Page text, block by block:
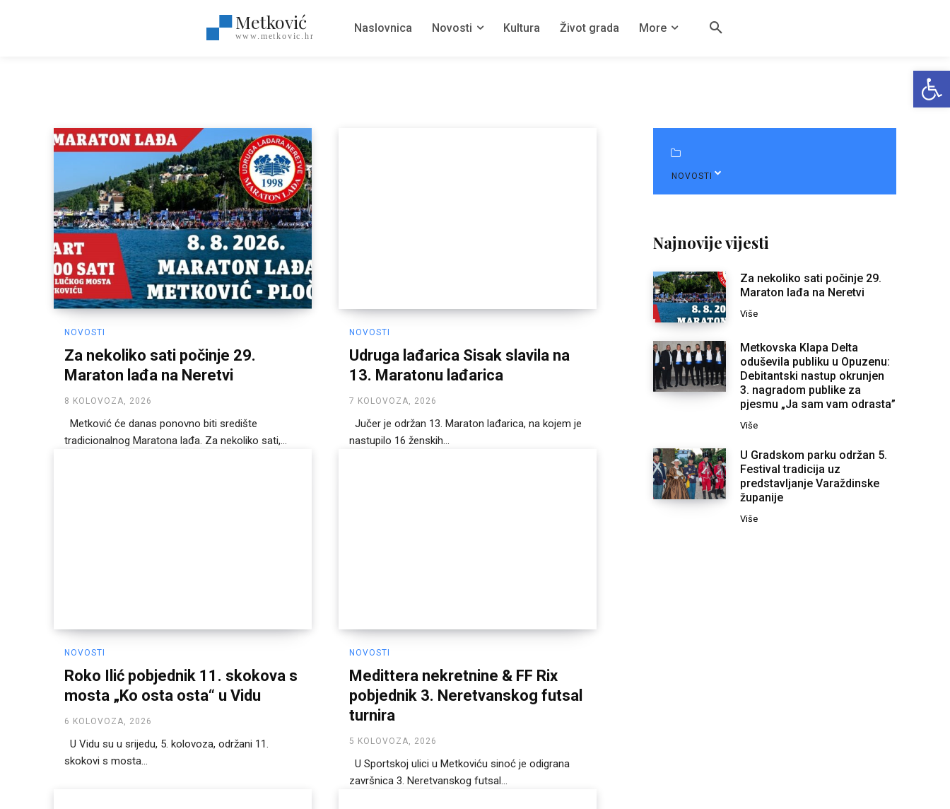
Metković
www.metkovic.hr
Naslovnica Novosti Kultura Život grada More
NOVOSTI
Za nekoliko sati počinje 29.
Maraton lađa na Neretvi
8 KOLOVOZA, 2026
Metković će danas ponovno biti središte
tradicionalnog Maratona lađa. Za nekoliko sati,...
NOVOSTI
Udruga lađarica Sisak slavila na
13. Maratonu lađarica
7 KOLOVOZA, 2026
Jučer je održan 13. Maraton lađarica, na kojem je
nastupilo 16 ženskih...
NOVOSTI
Roko Ilić pobjednik 11. skokova s
mosta „Ko osta osta“ u Vidu
6 KOLOVOZA, 2026
U Vidu su u srijedu, 5. kolovoza, održani 11.
skokovi s mosta...
NOVOSTI
Medittera nekretnine & FF Rix
pobjednik 3. Neretvanskog futsal
turnira
5 KOLOVOZA, 2026
U Sportskoj ulici u Metkoviću sinoć je odigrana
završnica 3. Neretvanskog futsal...
NOVOSTI
Najnovije vijesti
Za nekoliko sati počinje 29.
Maraton lađa na Neretvi
Više
Metkovska Klapa Delta
oduševila publiku u Opuzenu:
Debitantski nastup okrunjen
3. nagradom publike za
pjesmu „Ja sam vam odrasta”
Više
U Gradskom parku održan 5.
Festival tradicija uz
predstavljanje Varaždinske
županije
Više